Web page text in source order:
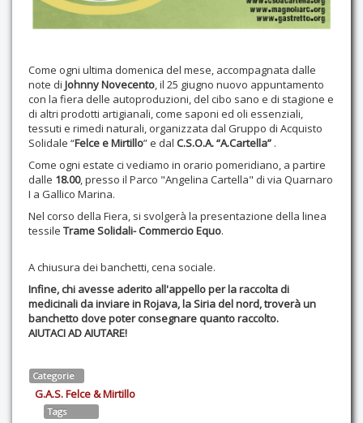
Come ogni ultima domenica del mese, accompagnata dalle
note di Johnny Novecento, il 25 giugno nuovo appuntamento
con la fiera delle autoproduzioni, del cibo sano e di stagione e
di altri prodotti artigianali, come saponi ed oli essenziali,
tessuti e rimedi naturali, organizzata dal Gruppo di Acquisto
Solidale “Felce e Mirtillo” e dal C.S.O.A. “A.Cartella” .
Come ogni estate ci vediamo in orario pomeridiano, a partire
dalle 18.00, presso il Parco "Angelina Cartella" di via Quarnaro
I a Gallico Marina.
Nel corso della Fiera, si svolgerà la presentazione della linea
tessile Trame Solidali- Commercio Equo.
A chiusura dei banchetti, cena sociale.
Infine, chi avesse aderito all'appello per la raccolta di
medicinali da inviare in Rojava, la Siria del nord, troverà un
banchetto dove poter consegnare quanto raccolto.
AIUTACI AD AIUTARE!
Categorie
G.A.S. Felce & Mirtillo
Tags